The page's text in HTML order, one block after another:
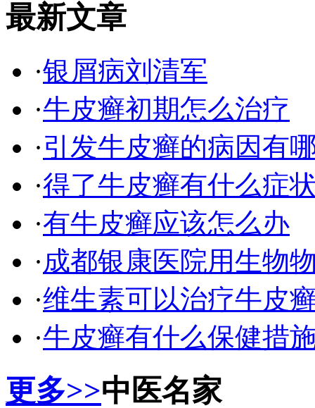
最新文章
·银屑病刘清军
·牛皮癣初期怎么治疗
·引发牛皮癣的病因有
·得了牛皮癣有什么症
·有牛皮癣应该怎么办
·成都银康医院用生物
·维生素可以治疗牛皮
·牛皮癣有什么保健措
更多>>中医名家